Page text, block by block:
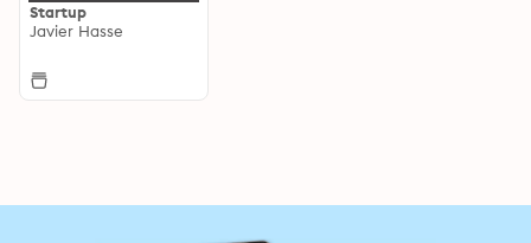
Startup
Javier Hasse